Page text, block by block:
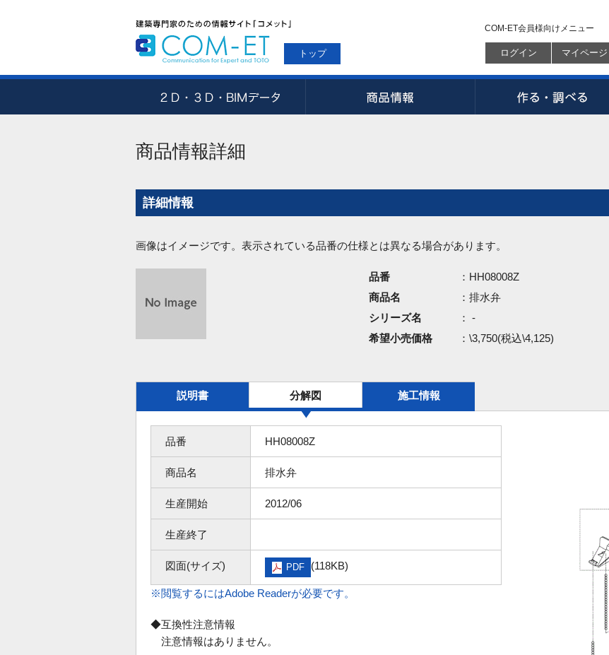
トップ
COM-ET会員様向けメニュー
ログイン マイページ
商品情報詳細
詳細情報
画像はイメージです。表示されている品番の仕様とは異なる場合があります。
品番
：HH08008Z
商品名
：排水弁
シリーズ名
： -
希望小売価格
：\3,750(税込\4,125)
説明書 分解図 施工情報
品番 HH08008Z
商品名 排水弁
生産開始 2012/06
生産終了
図面(サイズ) PDF (118KB)
※閲覧するにはAdobe Readerが必要です。
◆互換性注意情報
注意情報はありません。